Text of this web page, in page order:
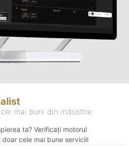
mai buni din industrie
ta? Verificați motorul
cele mai bune servicii!